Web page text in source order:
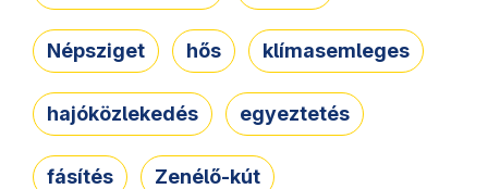
Népsziget hős klímasemleges
hajóközlekedés egyeztetés
fásítés Zenélő-kút